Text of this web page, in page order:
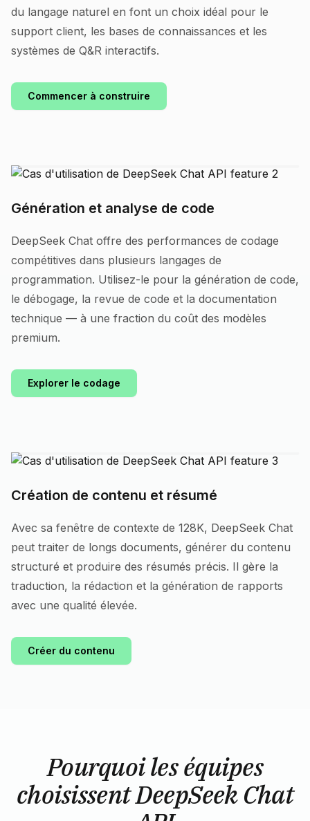
du langage naturel en font un choix idéal pour le
support client, les bases de connaissances et les
systèmes de Q&R interactifs.
Commencer à construire
Génération et analyse de code
DeepSeek Chat offre des performances de codage
compétitives dans plusieurs langages de
programmation. Utilisez-le pour la génération de code,
le débogage, la revue de code et la documentation
technique — à une fraction du coût des modèles
premium.
Explorer le codage
Création de contenu et résumé
Avec sa fenêtre de contexte de 128K, DeepSeek Chat
peut traiter de longs documents, générer du contenu
structuré et produire des résumés précis. Il gère la
traduction, la rédaction et la génération de rapports
avec une qualité élevée.
Créer du contenu
Pourquoi les équipes
choisissent DeepSeek Chat